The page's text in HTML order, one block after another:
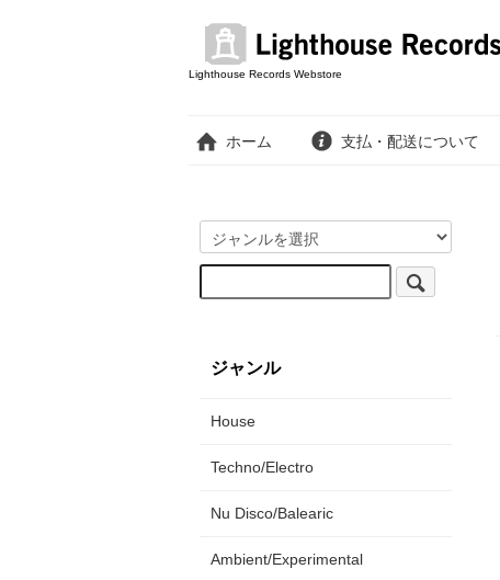
Lighthouse Records Webstore
ホーム 支払・配送について
ジャンル
House
Techno/Electro
Nu Disco/Balearic
Ambient/Experimental